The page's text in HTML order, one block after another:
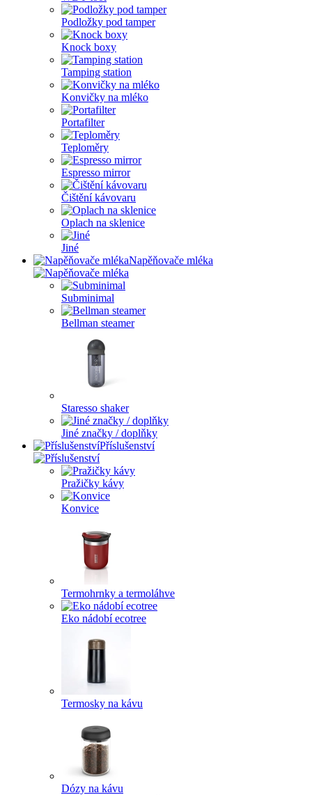
Podložky pod tamper
Knock boxy
Tamping station
Konvičky na mléko
Portafilter
Teploměry
Espresso mirror
Čištění kávovaru
Oplach na sklenice
Jiné
Napěňovače mléka
Subminimal
Bellman steamer
Staresso shaker
Jiné značky / doplňky
Příslušenství
Pražičky kávy
Konvice
Termohrnky a termoláhve
Eko nádobí ecotree
Termosky na kávu
Dózy na kávu